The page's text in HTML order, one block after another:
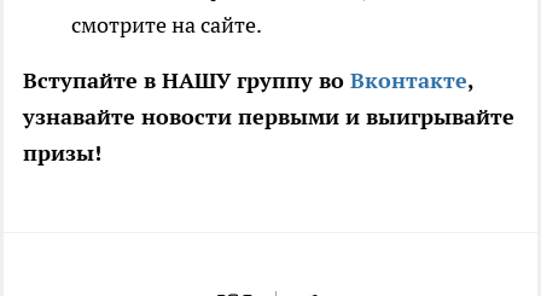
смотрите на сайте.
Вступайте в НАШУ группу во Вконтакте,
узнавайте новости первыми и выигрывайте
призы!